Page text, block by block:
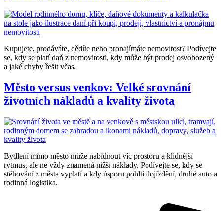
Kupujete, prodáváte, dědíte nebo pronajímáte nemovitost? Podívejte
se, kdy se platí daň z nemovitosti, kdy může být prodej osvobozený
a jaké chyby řešit včas.
Město versus venkov: Velké srovnání
životních nákladů a kvality života
Bydlení mimo město může nabídnout víc prostoru a klidnější
rytmus, ale ne vždy znamená nižší náklady. Podívejte se, kdy se
stěhování z města vyplatí a kdy úsporu pohltí dojíždění, druhé auto a
rodinná logistika.